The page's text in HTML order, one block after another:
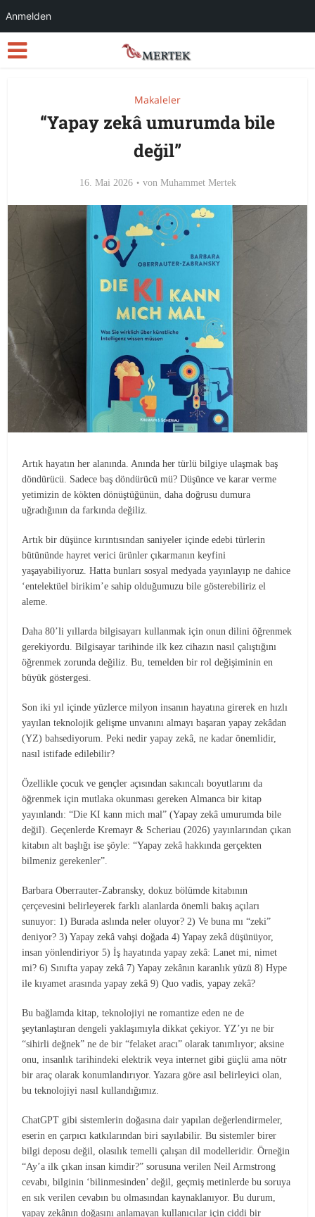
Makaleler
“Yapay zekâ umurumda bile
değil”
16. Mai 2026 von Muhammet Mertek
Artık hayatın her alanında. Anında her türlü bilgiye ulaşmak baş
döndürücü. Sadece baş döndürücü mü? Düşünce ve karar verme
yetimizin de kökten dönüştüğünün, daha doğrusu dumura
uğradığının da farkında değiliz.
Artık bir düşünce kırıntısından saniyeler içinde edebi türlerin
bütününde hayret verici ürünler çıkarmanın keyfini
yaşayabiliyoruz. Hatta bunları sosyal medyada yayınlayıp ne dahice
‘entelektüel birikim’e sahip olduğumuzu bile gösterebiliriz el
aleme.
Daha 80’li yıllarda bilgisayarı kullanmak için onun dilini öğrenmek
gerekiyordu. Bilgisayar tarihinde ilk kez cihazın nasıl çalıştığını
öğrenmek zorunda değiliz. Bu, temelden bir rol değişiminin en
büyük göstergesi.
Son iki yıl içinde yüzlerce milyon insanın hayatına girerek en hızlı
yayılan teknolojik gelişme unvanını almayı başaran yapay zekâdan
(YZ) bahsediyorum. Peki nedir yapay zekâ, ne kadar önemlidir,
nasıl istifade edilebilir?
Özellikle çocuk ve gençler açısından sakıncalı boyutlarını da
öğrenmek için mutlaka okunması gereken Almanca bir kitap
yayınlandı: “Die KI kann mich mal” (Yapay zekâ umurumda bile
değil). Geçenlerde Kremayr & Scheriau (2026) yayınlarından çıkan
kitabın alt başlığı ise şöyle: “Yapay zekâ hakkında gerçekten
bilmeniz gerekenler”.
Barbara Oberrauter-Zabransky, dokuz bölümde kitabının
çerçevesini belirleyerek farklı alanlarda önemli bakış açıları
sunuyor: 1) Burada aslında neler oluyor? 2) Ve buna mı “zeki”
deniyor? 3) Yapay zekâ vahşi doğada 4) Yapay zekâ düşünüyor,
insan yönlendiriyor 5) İş hayatında yapay zekâ: Lanet mi, nimet
mi? 6) Sınıfta yapay zekâ 7) Yapay zekânın karanlık yüzü 8) Hype
ile kıyamet arasında yapay zekâ 9) Quo vadis, yapay zekâ?
Bu bağlamda kitap, teknolojiyi ne romantize eden ne de
şeytanlaştıran dengeli yaklaşımıyla dikkat çekiyor. YZ’yı ne bir
“sihirli değnek” ne de bir “felaket aracı” olarak tanımlıyor; aksine
onu, insanlık tarihindeki elektrik veya internet gibi güçlü ama nötr
bir araç olarak konumlandırıyor. Yazara göre asıl belirleyici olan,
bu teknolojiyi nasıl kullandığımız.
ChatGPT gibi sistemlerin doğasına dair yapılan değerlendirmeler,
eserin en çarpıcı katkılarından biri sayılabilir. Bu sistemler birer
bilgi deposu değil, olasılık temelli çalışan dil modelleridir. Örneğin
“Ay’a ilk çıkan insan kimdir?” sorusuna verilen Neil Armstrong
cevabı, bilginin ‘bilinmesinden’ değil, geçmiş metinlerde bu soruya
en sık verilen cevabın bu olmasından kaynaklanıyor. Bu durum,
yapay zekânın doğasını anlamayan kullanıcılar için ciddi bir
Anmelden